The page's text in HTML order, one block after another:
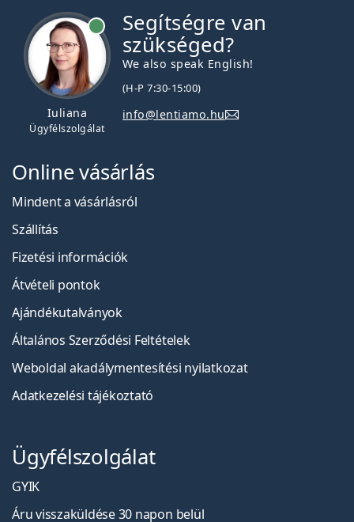
Iuliana
Ügyfélszolgálat
Segítségre van
szükséged?
We also speak English!
(H-P 7:30-15:00)
info@lentiamo.hu
Online vásárlás
Mindent a vásárlásról
Szállítás
Fizetési információk
Átvételi pontok
Ajándékutalványok
Általános Szerződési Feltételek
Weboldal akadálymentesítési nyilatkozat
Adatkezelési tájékoztató
Ügyfélszolgálat
GYIK
Áru visszaküldése 30 napon belül